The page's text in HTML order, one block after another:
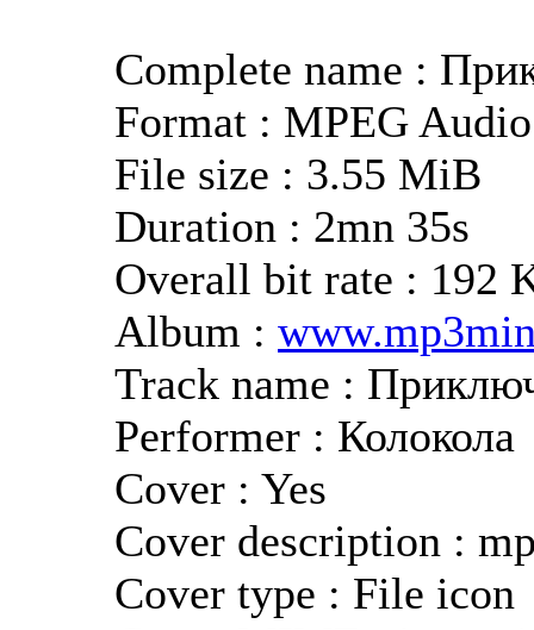
Complete name :
Format : MPEG Audio
File size : 3.55 MiB
Duration : 2mn 35s
Overall bit rate : 192
Album :
Track name :
Performer : Колокола
Cover : Yes
Cover description :
Cover type : File icon